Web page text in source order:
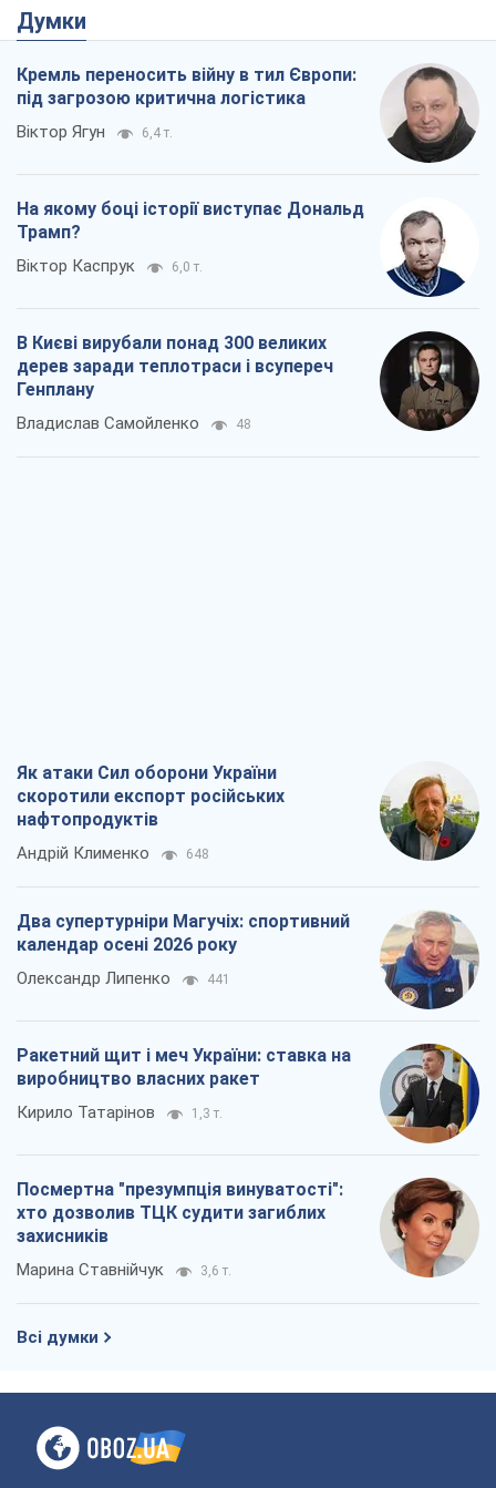
Думки
Кремль переносить війну в тил Європи:
під загрозою критична логістика
Віктор Ягун 6,4 т.
На якому боці історії виступає Дональд
Трамп?
Віктор Каспрук 6,0 т.
В Києві вирубали понад 300 великих
дерев заради теплотраси і всупереч
Генплану
Владислав Самойленко 48
Як атаки Сил оборони України
скоротили експорт російських
нафтопродуктів
Андрій Клименко 648
Два супертурніри Магучіх: спортивний
календар осені 2026 року
Олександр Липенко 441
Ракетний щит і меч України: ставка на
виробництво власних ракет
Кирило Татарінов 1,3 т.
Посмертна "презумпція винуватості":
хто дозволив ТЦК судити загиблих
захисників
Марина Ставнійчук 3,6 т.
Всі думки